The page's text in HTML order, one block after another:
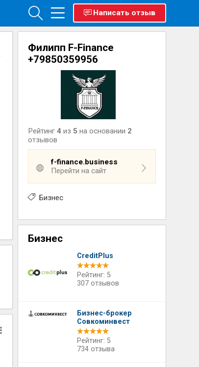
Написать отзыв
Филипп F-Finance
+79850359956
Рейтинг4 из 5 на основании 2
отзывов
f-finance.business
Перейти на сайт
Бизнес
Бизнес
CreditPlus
Рейтинг: 5
307 отзывов
Бизнес-брокер
Совкоминвест
Рейтинг: 5
734 отзыва